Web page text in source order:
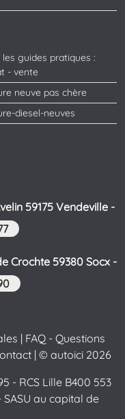
les guides pratiques :
- vente
neuve pas chère
diesel-neuves
59175 Vendeville -
Crochte 59380 Socx -
| FAQ - Questions
| © autoici 2026
- RCS Lille B400 553
SASU au capital de